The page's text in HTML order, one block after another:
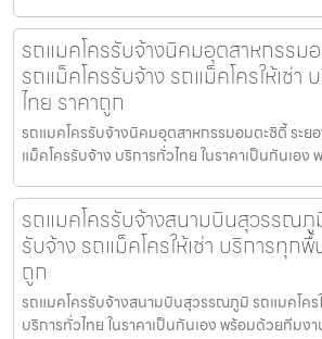
รถแมคโครรับจ้างนิคมอุตสาหกรรม
รถแม็คโครรับจ้าง รถแม็คโครให้เช่
ไทย ราคาถูก
รถแมคโครรับจ้างนิคมอุตสาหกรรมอมตะซิตี้ ระยอ
แม็คโครรับจ้าง บริการทั่วไทย ในราคาเป็นกันเอง
รถแมคโครรับจ้างสนามบินสุวรรณภู
รับจ้าง รถแม็คโครให้เช่า บริการทุก
ถูก
รถแมคโครรับจ้างสนามบินสุวรรณภูมิ รถแมคโคร
บริการทั่วไทย ในราคาเป็นกันเอง พร้อมด้วยทีมง